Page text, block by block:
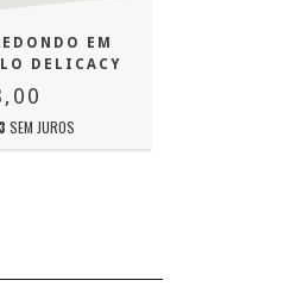
EM
DELICACY
SEM JUROS